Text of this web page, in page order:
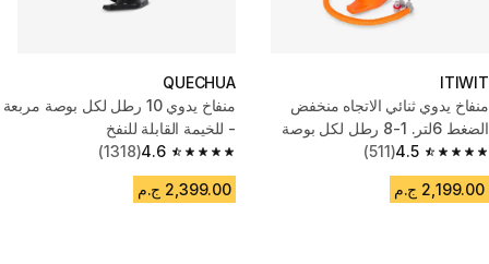
ITIWIT
منفاخ يدوي ثنائي الاتجاه منخفض
الضغط 6لتر. 1-8 رطل لكل بوصة
مربعة
4.5
4.5 out of 5 stars from 511 reviews
(511)
2,199.00 ج.م
QUECHUA
منفاخ يدوي 10 رطل لكل بوصة مربعة
- للخيمة القابلة للنفخ
4.6
4.6 out of 5 stars from 1318 reviews
(1318)
2,399.00 ج.م